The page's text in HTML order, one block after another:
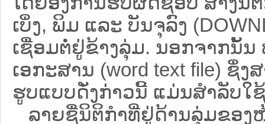
ເບິ່ງ, ພິມ ແລະ ບັນຈຸລົງ
ເຊື່ອມຕໍ່ຢູ່ຂ້າງລຸ່ມ. ນອກຈາກນັ້ນ
ເອກະສານ (word text file) ຊຶ່
ຮູບແບບດັ່ງກ່າວນີ້ ແມ່ນສຳລັບໃ
ລາຍຊື່ນິຕິກຳທີ່ຢູ່ດ້ານລຸ່ມຂອງ